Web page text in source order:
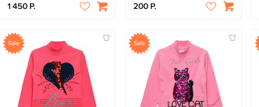
1 450 200
Sale Sale